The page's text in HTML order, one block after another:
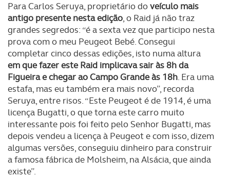
O ACP garantirá que as transferências internacionais de
dados pessoais serão realizadas apenas com o seu
consentimento e quando tal se afigure estritamente
necessário no contexto dos serviços a prestar.
Realçamos que o bloqueio de certo tipo de Cookies e
tecnologias similares pode ter impacto na sua
experiência de navegação no Website e nos serviços
disponibilizados.
Consulte a política de cookies do site.
Para Carlos Seruya, proprietário doveículo mais
antigo presente nesta edição, o Raid já não traz
grandes segredos: “é a sexta vez que participo nesta
prova com o meu Peugeot Bebé. Consegui
completar cinco dessas edições, isto numa altura
em que fazer este Raid implicava sair às 8h da
Figueira e chegar ao Campo Grande às 18h. Era uma
estafa, mas eu também era mais novo”, recorda
Seruya, entre risos. “Este Peugeot é de 1914, é uma
licença Bugatti, o que torna este carro muito
interessante pois foi feito pelo Senhor Bugatti, mas
depois vendeu a licença à Peugeot e com isso, dizem
algumas versões, conseguiu dinheiro para construir
a famosa fábrica de Molsheim, na Alsácia, que ainda
existe”.